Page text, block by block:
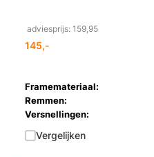
adviesprijs: 159,95
145,-
Framemateriaal:
Remmen:
Versnellingen:
Vergelijken